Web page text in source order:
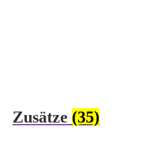
Zusätze (35)